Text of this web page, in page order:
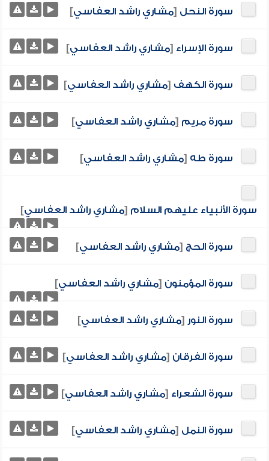
سورة النحل [مشاري راشد العفاسي]
سورة الإسراء [مشاري راشد العفاسي]
سورة الكهف [مشاري راشد العفاسي]
سورة مريم [مشاري راشد العفاسي]
سورة طه [مشاري راشد العفاسي]
سورة الأنبياء عليهم السلام [مشاري راشد العفاسي]
سورة الحج [مشاري راشد العفاسي]
سورة المؤمنون [مشاري راشد العفاسي]
سورة النور [مشاري راشد العفاسي]
سورة الفرقان [مشاري راشد العفاسي]
سورة الشعراء [مشاري راشد العفاسي]
سورة النمل [مشاري راشد العفاسي]